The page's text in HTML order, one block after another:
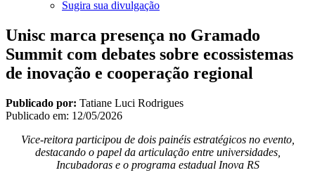
Sugira sua divulgação
Unisc marca presença no Gramado
Summit com debates sobre ecossistemas
de inovação e cooperação regional
Publicado por: Tatiane Luci Rodrigues
Publicado em: 12/05/2026
Vice-reitora participou de dois painéis estratégicos no evento,
destacando o papel da articulação entre universidades,
Incubadoras e o programa estadual Inova RS